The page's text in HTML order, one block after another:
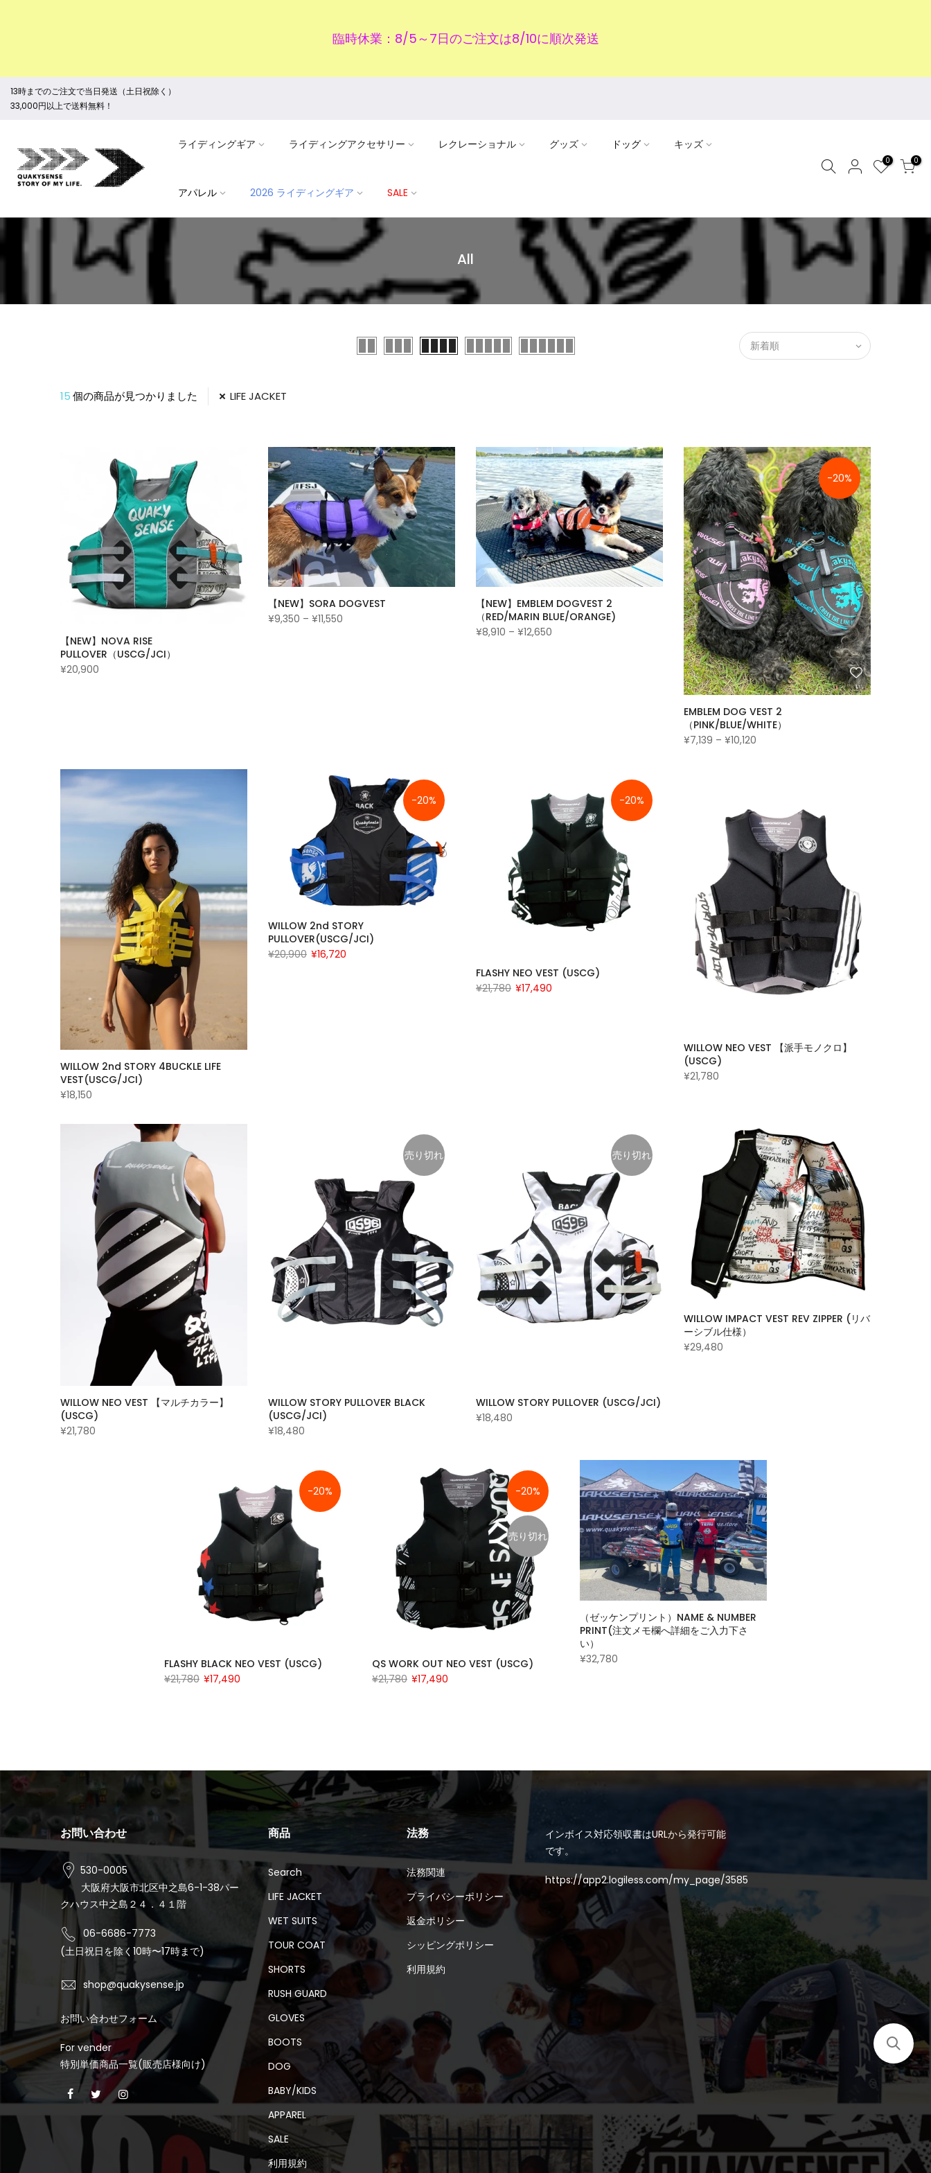
臨時休業：8/5～7日のご注文は8/10に順次発送
13時までのご注文で当日発送（土日祝除く）
33,000円以上で送料無料！
ライディングギア ライディングアクセサリー レクレーショナル グッズ ドッグ キッズ
アパレル 2026 ライディングギア SALE
0 0
All
新着順
15個の商品が見つかりました LIFE JACKET
【NEW】NOVA RISE
PULLOVER（USCG/JCI）
¥20,900
【NEW】SORA DOGVEST
¥9,350 – ¥11,550
【NEW】EMBLEM DOGVEST 2
（RED/MARIN BLUE/ORANGE)
¥8,910 – ¥12,650
-20%
EMBLEM DOG VEST 2
（PINK/BLUE/WHITE）
¥7,139 – ¥10,120
WILLOW 2nd STORY 4BUCKLE LIFE
VEST(USCG/JCI)
¥18,150
-20%
WILLOW 2nd STORY
PULLOVER(USCG/JCI)
¥20,900 ¥16,720
-20%
FLASHY NEO VEST (USCG)
¥21,780 ¥17,490
WILLOW NEO VEST 【派手モノクロ】
(USCG)
¥21,780
WILLOW NEO VEST 【マルチカラー】
(USCG)
¥21,780
売り切れ
WILLOW STORY PULLOVER BLACK
(USCG/JCI)
¥18,480
売り切れ
WILLOW STORY PULLOVER (USCG/JCI)
¥18,480
WILLOW IMPACT VEST REV ZIPPER (リバ
ーシブル仕様）
¥29,480
-20%
FLASHY BLACK NEO VEST (USCG)
¥21,780 ¥17,490
-20%
売り切れ
QS WORK OUT NEO VEST (USCG)
¥21,780 ¥17,490
（ゼッケンプリント）NAME & NUMBER
PRINT(注文メモ欄へ詳細をご入力下さ
い）
¥32,780
お問い合わせ
530-0005
大阪府大阪市北区中之島6-1-38パー
クハウス中之島２４．４１階
06-6686-7773
(土日祝日を除く10時〜17時まで)
shop@quakysense.jp
お問い合わせフォーム
For vender
特別単価商品一覧(販売店様向け)
商品
Search
LIFE JACKET
WET SUITS
TOUR COAT
SHORTS
RUSH GUARD
GLOVES
BOOTS
DOG
BABY/KIDS
APPAREL
SALE
利用規約
法務
法務関連
プライバシーポリシー
返金ポリシー
シッピングポリシー
利用規約
インボイス対応領収書はURLから発行可能
です。
https://app2.logiless.com/my_page/3585